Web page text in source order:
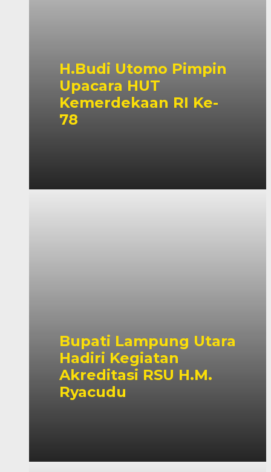
H.Budi Utomo Pimpin
Upacara HUT
Kemerdekaan RI Ke-
78
Bupati Lampung Utara
Hadiri Kegiatan
Akreditasi RSU H.M.
Ryacudu